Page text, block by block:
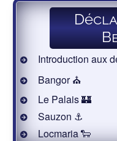
Introduction aux
Bangor ⛪️
Le Palais 🏰
Sauzon ⚓️
Locmaria 🐑